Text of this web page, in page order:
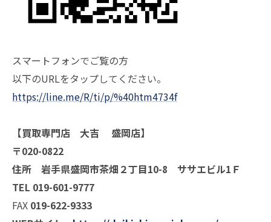
スマートフォンでご覧の方
以下のURLをタップしてください。
https://line.me/R/ti/p/%40htm4734f
【買取専門店 大吉 盛岡店】
〒020-0822
住所 岩手県盛岡市茶畑２丁目10-8 ササエビル1Ｆ
TEL 019-601-9777
FAX 019-622-9333